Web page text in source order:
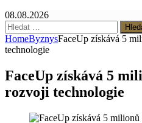
08.08.2026
Vyhledávání
HomeByznysFaceUp získává 5
technologie
FaceUp získává 5
rozvoji technologie